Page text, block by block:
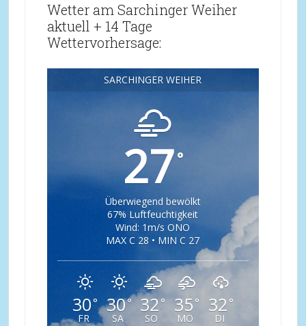
Wetter am Sarchinger Weiher
aktuell + 14 Tage
Wettervorhersage:
SARCHINGER WEIHER
27°
Überwiegend bewölkt
67% Luftfeuchtigkeit
Wind: 1m/s ONO
MAX C 28 • MIN C 27
30°
FR
30°
SA
32°
SO
35 °
MO
32 °
DI